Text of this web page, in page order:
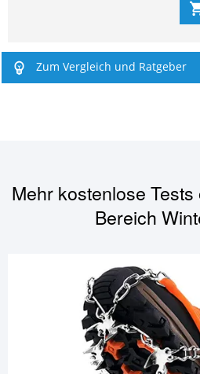
Zum Vergleich und Ratgeber
Mehr kostenlose
Bereich